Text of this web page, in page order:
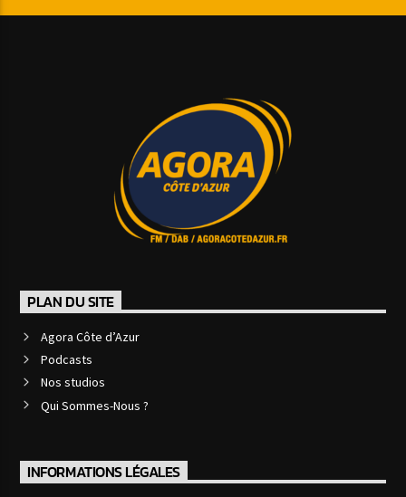
PLAN DU SITE
Agora Côte d’Azur
Podcasts
Nos studios
Qui Sommes-Nous ?
INFORMATIONS LÉGALES